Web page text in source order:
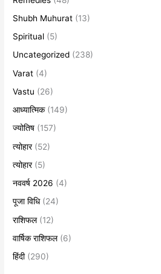
Shubh Muhurat (13)
Spiritual (5)
Uncategorized (238)
Varat (4)
Vastu (26)
आध्यात्मिक(149)
ज्योतिष (157)
त्योहार(52)
त्योहार(5)
नववर्ष 2026 (4)
पूजा विधि(24)
राशिफल(12)
वार्षिक राशिफल(6)
हिंदी(290)